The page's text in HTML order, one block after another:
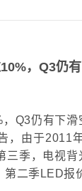
，Q3仍
Q3仍有下
由于2011
季，电视
第二季LED报